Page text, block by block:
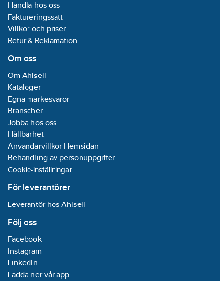
Handla hos oss
Faktureringssätt
Villkor och priser
Retur & Reklamation
Om oss
Om Ahlsell
Kataloger
Egna märkesvaror
Branscher
Jobba hos oss
Hållbarhet
Användarvillkor Hemsidan
Behandling av personuppgifter
Cookie-inställningar
För leverantörer
Leverantör hos Ahlsell
Följ oss
Facebook
Instagram
LinkedIn
Ladda ner vår app